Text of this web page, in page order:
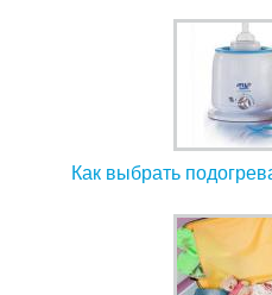
Как выбрать